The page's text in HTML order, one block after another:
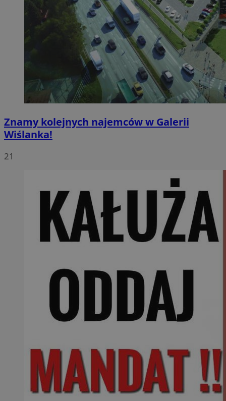
Znamy kolejnych najemców w Galerii
Wiślanka!
21